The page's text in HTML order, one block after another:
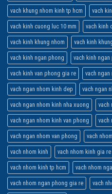
vach khung nhom kinh tp hcm vach
vach kinh cuong luc 10 mm vach kinh
vach kinh khung nhom vach kinh
vach kinh ngan phong vach kinh
vach kinh van phong gia re vach ngan
vach ngan nhom kinh dep vach ngan
vach ngan nhom kinh nha xuong vach
vach ngan nhom kinh van phong vach
vach ngan nhom van phong vach nhom
vach nhom kinh vach nhom kinh gia re
vach nhom kinh tp hcm vach nhom
vach nhom ngan phong gia re vach